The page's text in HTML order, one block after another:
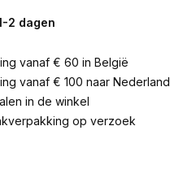
2 dagen
vanaf € 60 in België
vanaf € 100 naar Nederland
in de winkel
op verzoek